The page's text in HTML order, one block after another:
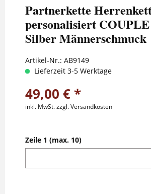
Partnerkette
personalisiert
Silber Männerschmuck
Artikel-Nr.: AB9149
Lieferzeit 3-5 Werktage
49,00 € *
inkl. MwSt.zzgl. Versandkosten
Zeile 1 (max. 10)